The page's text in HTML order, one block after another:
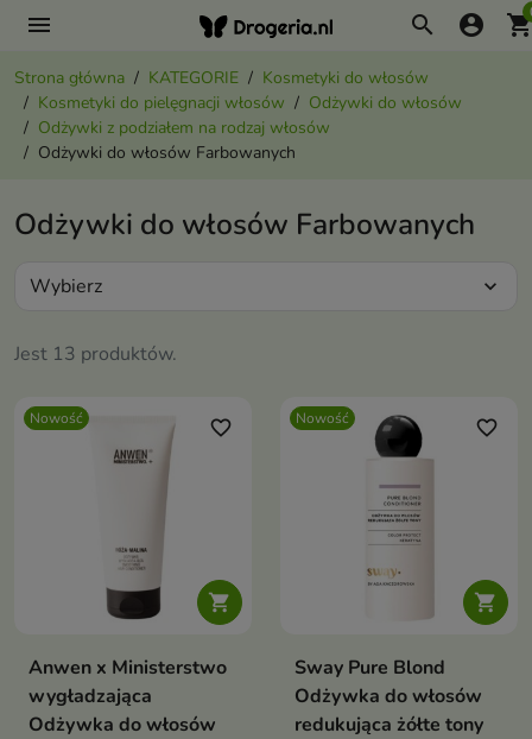
menu search account_circle
Strona główna KATEGORIE
Kosmetyki do włosów
Kosmetyki do pielęgnacji włosów
Odżywki do włosów
Odżywki z podziałem na rodzaj włosów
Odżywki do włosów Farbowanych
Odżywki do włosów Farbowanych
Jest 13 produktów.
Wybierz expand_more
Nowość

favorite_border
Anwen x Ministerstwo
wygładzająca
Odżywka do włosów
Nowość

favorite_border
Sway Pure Blond
Odżywka do włosów
redukująca żółte tony